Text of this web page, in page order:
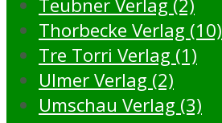
Teubner Verlag (2)
Thorbecke Verlag (10)
Tre Torri Verlag (1)
Ulmer Verlag (2)
Umschau Verlag (3)